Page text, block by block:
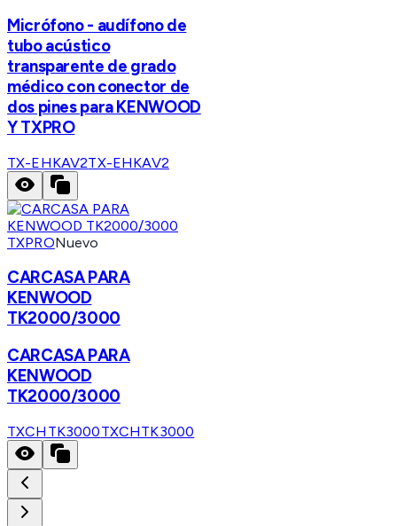
Micrófono - audífono de
tubo acústico
transparente de grado
médico con conector de
dos pines para KENWOOD
Y TXPRO
TX-EHKAV2TX-EHKAV2
TXPRONuevo
CARCASA PARA
KENWOOD
TK2000/3000
CARCASA PARA
KENWOOD
TK2000/3000
TXCHTK3000TXCHTK3000